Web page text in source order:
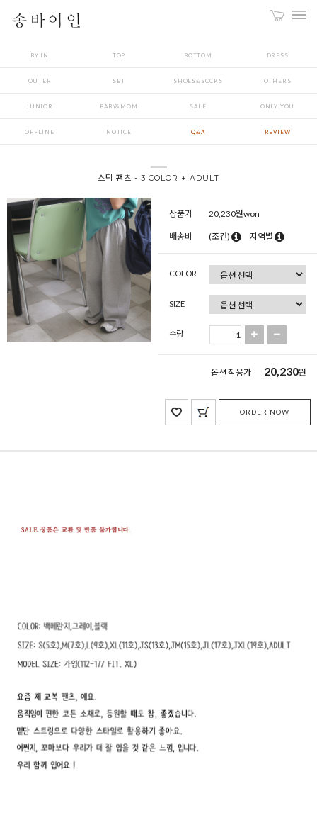
BY IN TOP BOTTOM DRESS
OUTER SET SHOES&SOCKS OTHERS
JUNIOR BABY&MOM SALE ONLY YOU
OFFLINE NOTICE Q&A REVIEW
스틱 팬츠 - 3 COLOR + ADULT
상품가 20,230원won
배송비 (조건) 지역별
COLOR
SIZE
수량
옵션 적용가 20,230원
ORDER NOW